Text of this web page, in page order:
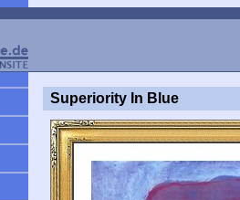
Superiority In Blue